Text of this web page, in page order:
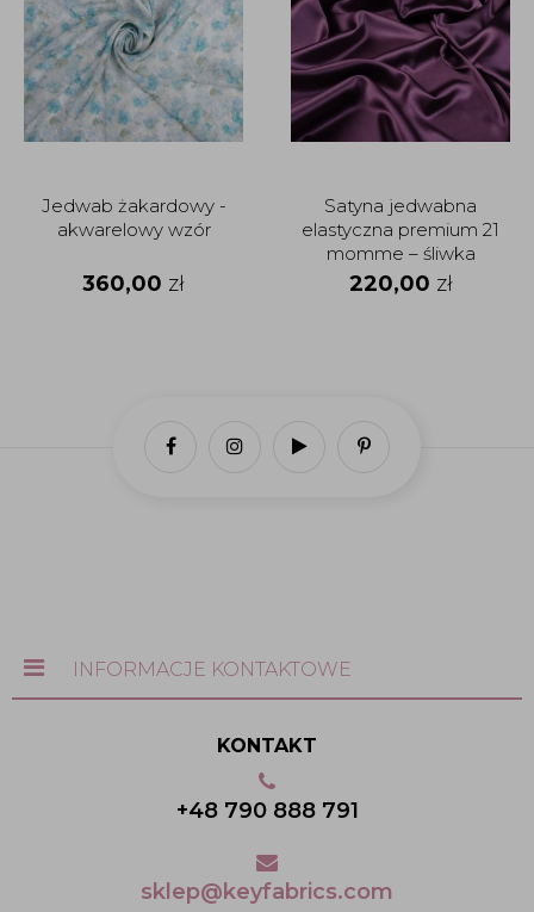
Jedwab żakardowy -
akwarelowy wzór
360,00 zł
Satyna jedwabna
elastyczna premium 21
momme – śliwka
220,00 zł
INFORMACJE KONTAKTOWE
KONTAKT
+48 790 888 791
sklep@keyfabrics.com